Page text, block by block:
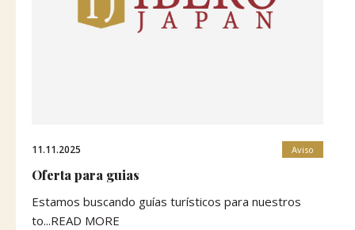
11.11.2025 Aviso
Oferta para guias
Estamos buscando guías turísticos para nuestros
to...READ MORE